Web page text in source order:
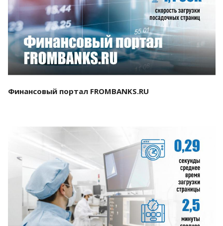
Смотреть проект
Финансовый портал FROMBANKS.RU
Смотреть проект